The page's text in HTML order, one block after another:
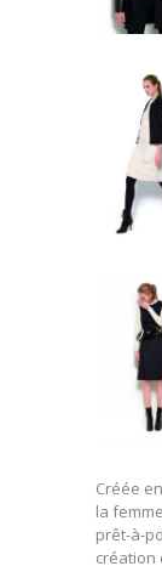
Créée
la
prêt-à-
création